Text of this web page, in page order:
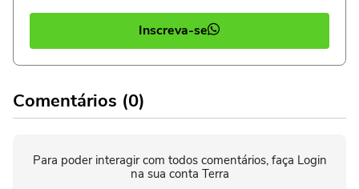
Inscreva-se
Comentários (0)
Para poder interagir com todos comentários, faça Login
na sua conta Terra